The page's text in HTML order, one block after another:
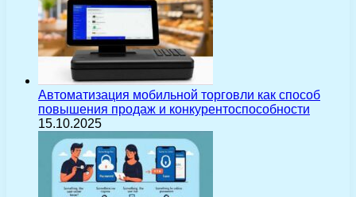
Автоматизация мобильной торговли как способ
повышения продаж и конкурентоспособности
15.10.2025